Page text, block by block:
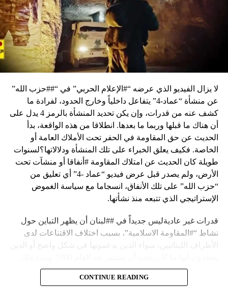
لا يزال الفيديو الذي عرضه “#الإعلام الحربي” في “##حزب الله”
عن منشأة “عماد-4” يتفاعل داخلياً وخارج الحدود، لفرادة ما
كشف عنه من قدرات، وإن يكن تحديد المنشأة بالرمز 4 يدل على
أن هناك ما قبلها وربما ما بعدها. انطلاقا من هذه الواقعة، بدأ
الحديث عن حق المقاومة في الحفر تحت الأملاك العامة أو
الخاصة. فكيف يعلق الخبراء على تلك المنشأة ودلالاتها؟لسنوات
طويلة كان الحديث عن امتلاك المقاومة #أنفاقا أو منشآت تحت
الأرض، ولم يصدر قبل عرض فيديو “عماد -4” أي تعليق من
“حزب الله” على تلك الأنفاق، انسجاما مع سياسة الغموض
الإستراتيجي الذي تتبعه منذ نشأتها.
قدرات غير عاديةليس جديداً في ##لبنان أن يظهر التباين حول
نشاط “#المقاومة الاسلامية”، بسبب اختلاف الاقتناعات لدى
الأطراف اللبنانيين، سواء الذين يدعمونها في شكل واضح أو الذين
إلى أن المقاومة ضد الاحتلال الإسرائيلي لم تكن يوماً محط
إجماع داخلي، وإن كانت القوى اللبنانية المؤمنة بالصراع ضد
CONTINUE READING